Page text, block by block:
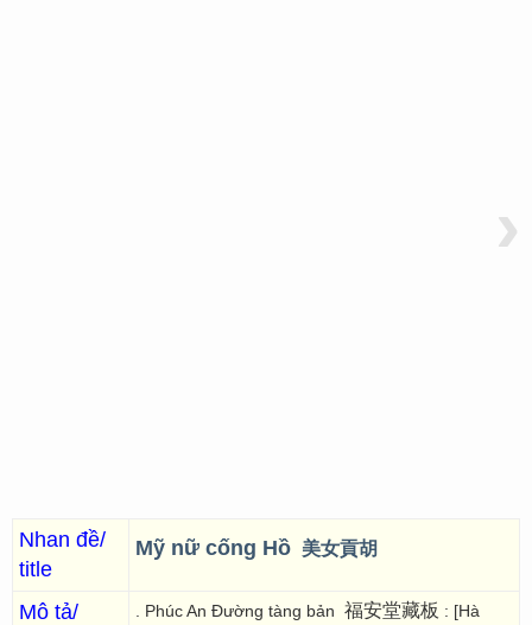
›
Nhan đề/
title
Mỹ nữ cống Hồ 美女貢胡
Mô tả/
. Phúc An Đường tàng bản 福安堂藏板 : [Hà